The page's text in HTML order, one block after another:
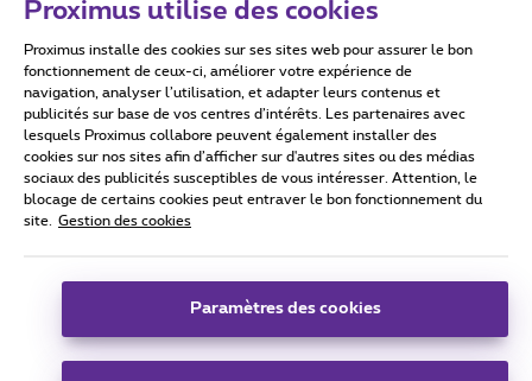
Conditions d'utilisation Accessibility statement
Tous droits réservés. © 2026 Proximus
Conditions générales, info consommateur
Coordonnées de l’entreprise
Boulevard du Roi Albert II 27 - B-1030 Bruxelles.
Proximus utilise des cookies
Proximus installe des cookies sur ses sites web pour assurer le bon
fonctionnement de ceux-ci, améliorer votre expérience de
navigation, analyser l’utilisation, et adapter leurs contenus et
publicités sur base de vos centres d’intérêts. Les partenaires avec
lesquels Proximus collabore peuvent également installer des
cookies sur nos sites afin d’afficher sur d'autres sites ou des médias
sociaux des publicités susceptibles de vous intéresser. Attention, le
blocage de certains cookies peut entraver le bon fonctionnement du
site.
Gestion des cookies
Paramètres des cookies